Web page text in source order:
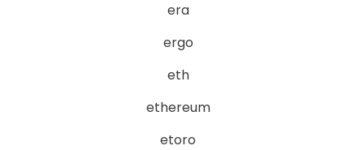
era
ergo
eth
ethereum
etoro